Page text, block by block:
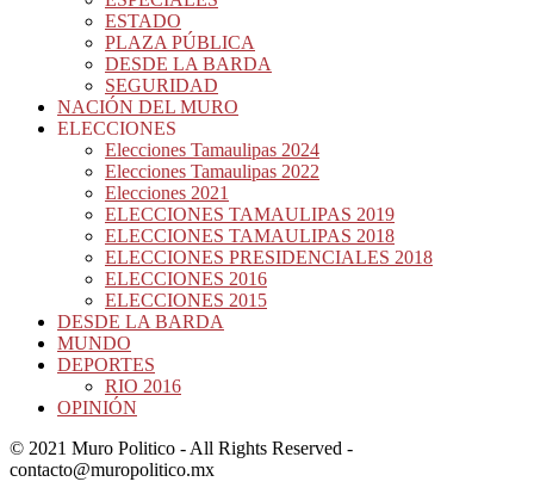
ESTADO
PLAZA PÚBLICA
DESDE LA BARDA
SEGURIDAD
NACIÓN DEL MURO
ELECCIONES
Elecciones Tamaulipas 2024
Elecciones Tamaulipas 2022
Elecciones 2021
ELECCIONES TAMAULIPAS 2019
ELECCIONES TAMAULIPAS 2018
ELECCIONES PRESIDENCIALES 2018
ELECCIONES 2016
ELECCIONES 2015
DESDE LA BARDA
MUNDO
DEPORTES
RIO 2016
OPINIÓN
© 2021 Muro Politico - All Rights Reserved -
contacto@muropolitico.mx